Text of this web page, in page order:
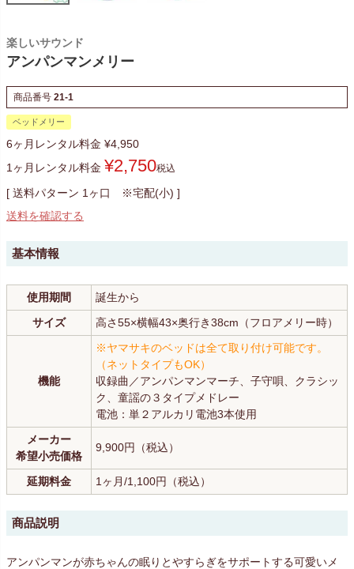
楽しいサウンド
アンパンマンメリー
商品番号 21-1
ベッドメリー
6ヶ月レンタル料金 ¥4,950
1ヶ月レンタル料金 ¥2,750税込
送料パターン 1ヶ口 ※宅配(小)
送料を確認する
基本情報
使用期間
誕生から
サイズ
高さ55×横幅43×奥行き38cm（フロアメリー時）
機能
※ヤマサキのベッドは全て取り付け可能です。
（ネットタイプもOK）
収録曲／アンパンマンマーチ、子守唄、クラシッ
ク、童謡の３タイプメドレー
電池：単２アルカリ電池3本使用
メーカー
希望小売価格
9,900円（税込）
延期料金 1ヶ月/1,100円（税込）
商品説明
アンパンマンが赤ちゃんの眠りとやすらぎをサポートする可愛いメ